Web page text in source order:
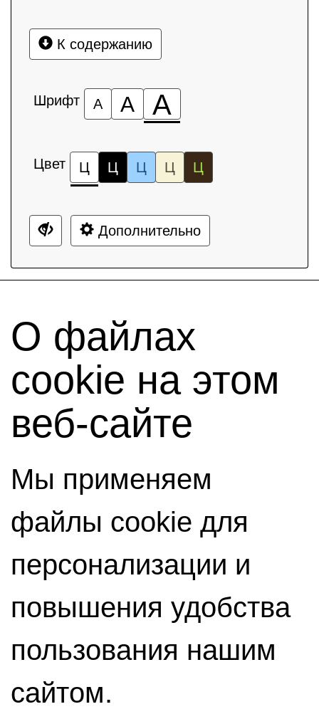
К содержанию
Шрифт А А А
Цвет Ц Ц Ц Ц Ц
Дополнительно
О файлах
cookie на этом
веб-сайте
Мы применяем
файлы cookie для
персонализации и
повышения удобства
пользования нашим
сайтом.